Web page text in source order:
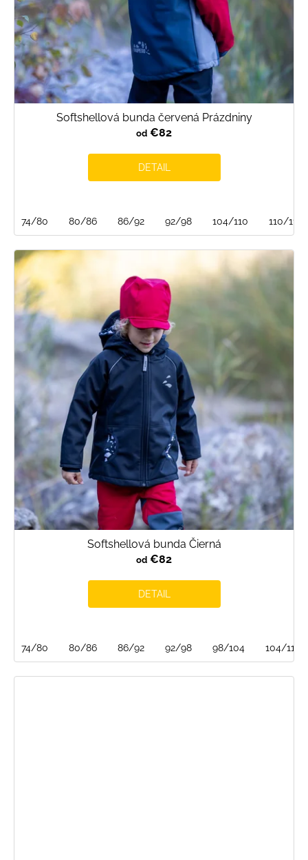
Softshellová bunda červená Prázdniny
od €82
DETAIL
74/80 80/86 86/92 92/98 104/110 110/116
Softshellová bunda Čierná
od €82
DETAIL
74/80 80/86 86/92 92/98 98/104 104/110